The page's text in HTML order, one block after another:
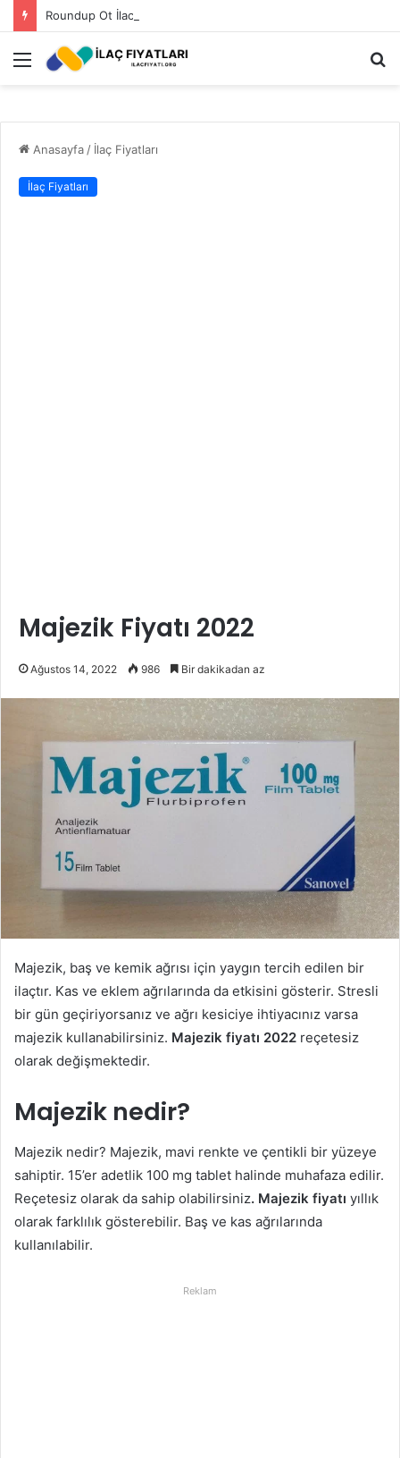
Roundup Ot İlacı Fiyatı 2023
Menü
Anasayfa/ İlaç Fiyatları
İlaç Fiyatları
Majezik Fiyatı 2022
Ağustos 14, 2022 986 Bir dakikadan az
Majezik, baş ve kemik ağrısı için yaygın tercih edilen bir
ilaçtır. Kas ve eklem ağrılarında da etkisini gösterir. Stresli
bir gün geçiriyorsanız ve ağrı kesiciye ihtiyacınız varsa
majezik kullanabilirsiniz. Majezik fiyatı 2022 reçetesiz
olarak değişmektedir.
Majezik nedir?
Majezik nedir? Majezik, mavi renkte ve çentikli bir yüzeye
sahiptir. 15’er adetlik 100 mg tablet halinde muhafaza edilir.
Reçetesiz olarak da sahip olabilirsiniz. Majezik fiyatı yıllık
olarak farklılık gösterebilir. Baş ve kas ağrılarında
kullanılabilir.
Reklam